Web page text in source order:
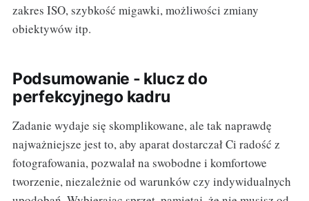
zakres ISO, szybkość migawki, możliwości zmiany
obiektywów itp.
Podsumowanie - klucz do
perfekcyjnego kadru
Zadanie wydaje się skomplikowane, ale tak naprawdę
najważniejsze jest to, aby aparat dostarczał Ci radość z
fotografowania, pozwalał na swobodne i komfortowe
tworzenie, niezależnie od warunków czy indywidualnych